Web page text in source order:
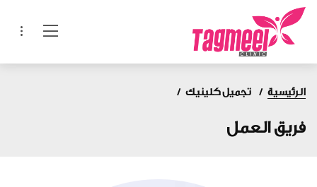
الرئيسية تجميل كلينيك
فريق العمل